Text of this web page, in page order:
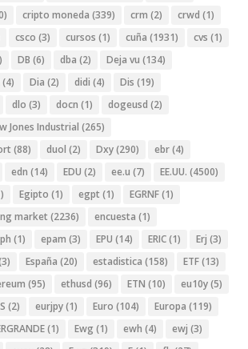
cripto moneda (339) crm (2) crwd (1)
csco (3) cursos (1) cuña (1931) cvs (1)
DB (6) dba (2) Deja vu (134)
(4) Dia (2) didi (4) Dis (19)
dlo (3) docn (1) dogeusd (2)
Jones Industrial (265)
(88) duol (2) Dxy(290) ebr(4)
edn (14) EDU (2) ee.u (7) EE.UU. (4500)
Egipto (1) egpt (1) EGRNF(1)
market (2236) encuesta (1)
(1) epam (3) EPU (14) ERIC(1) Erj (3)
España (20) estadistica (158) ETF(13)
(95) ethusd (96) ETN (10) eu10y(5)
(2) eurjpy(1) Euro (104) Europa (119)
(1) Ewg (1) ewh (4) ewj (3)